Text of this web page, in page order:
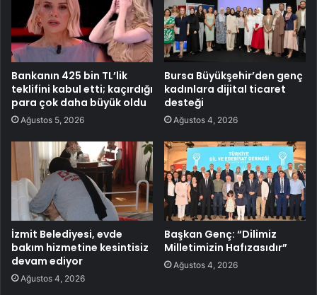
Bankanın 425 bin TL’lik
teklifini kabul etti; kaçırdığı
para çok daha büyük oldu
Ağustos 5, 2026
Bursa Büyükşehir’den genç
kadınlara dijital ticaret
desteği
Ağustos 4, 2026
İzmit Belediyesi, evde
bakım hizmetine kesintisiz
devam ediyor
Ağustos 4, 2026
Başkan Genç: “Dilimiz
Milletimizin Hafızasıdır”
Ağustos 4, 2026